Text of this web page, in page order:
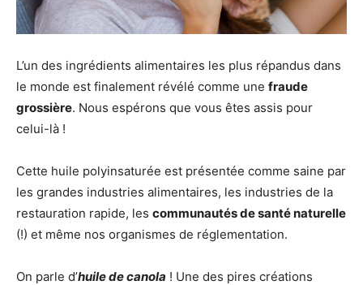
L’un des ingrédients alimentaires les plus répandus dans
le monde est finalement révélé comme une fraude
grossière. Nous espérons que vous êtes assis pour
celui-là !
Cette huile polyinsaturée est présentée comme saine par
les grandes industries alimentaires, les industries de la
restauration rapide, les communautés de santé naturelle
(!) et même nos organismes de réglementation.
On parle d’huile de canola ! Une des pires créations